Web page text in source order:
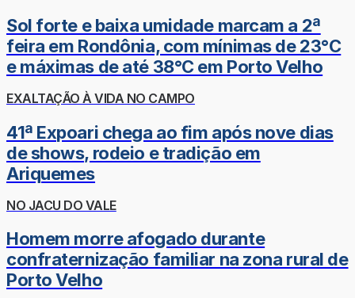
Sol forte e baixa umidade marcam a 2ª
feira em Rondônia, com mínimas de 23°C
e máximas de até 38°C em Porto Velho
EXALTAÇÃO À VIDA NO CAMPO
41ª Expoari chega ao fim após nove dias
de shows, rodeio e tradição em
Ariquemes
NO JACU DO VALE
Homem morre afogado durante
confraternização familiar na zona rural de
Porto Velho